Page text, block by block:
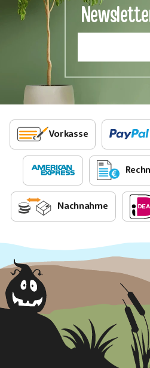
Vorkasse
Nachnahme